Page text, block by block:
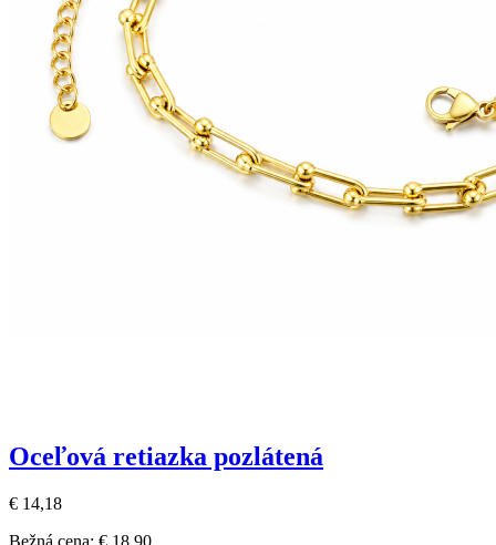
Oceľová retiazka pozlátená
€ 14,18
Bežná cena: € 18,90